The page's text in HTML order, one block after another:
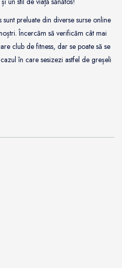
preluate din diverse surse online
Încercăm să verificăm cât mai
club de fitness, dar se poate să se
în care sesizezi astfel de greșeli